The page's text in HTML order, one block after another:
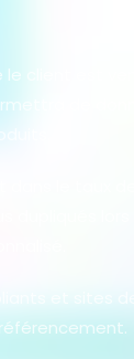
client est venu
de
lors